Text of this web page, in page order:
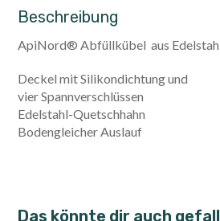
Beschreibung
ApiNord® Abfüllkübel aus
Deckel mit Silikondichtung und
vier Spannverschlüssen
Edelstahl-Quetschhahn
Bodengleicher Auslauf
Das könnte dir auch